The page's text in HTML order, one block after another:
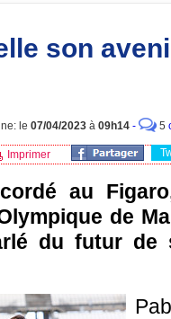
son
le 07/04/2023 à 09h14 - 5
Imprimer
au
de
du futur de